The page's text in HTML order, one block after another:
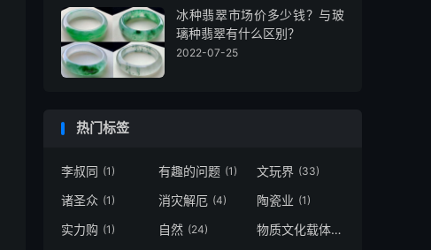
冰种翡翠市场价多少钱？与玻
璃种翡翠有什么区别？
2022-07-25
热门标签
李叔同 (1) 有趣的问题 (1) 文玩界 (33)
诸圣众 (1) 消灾解厄 (4) 陶瓷业 (1)
实力购 (1) 自然 (24) 物质文化载体
(1)